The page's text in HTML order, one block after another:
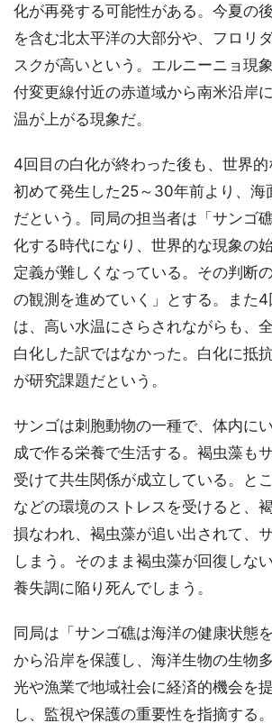
化が再発する可能性がある。今夏の
を含む北太平洋の大部分や、フロリ
スクが高いという。エルニーニョ現
付変更線付近の赤道域から南米沿岸
温が上がる現象だ。
4回目の白化が終わった後も、世界
初めて発生した25～30年前より、海
だという。同局の担当者は「サンゴ
化する時代になり、世界的な現象の
定義が難しくなっている。その判断
の観測を進めていく」とする。また
は、高い水温にさらされながらも、
白化した訳ではなかった。白化に抵
が研究課題だという。
サンゴは刺胞動物の一種で、体内に
成で作る栄養で生活する。褐虫藻も
受けて共生関係が成立している。と
などの環境のストレスを受けると、
損なわれ、褐虫藻が追い出されて、
しまう。そのまま褐虫藻が回復しな
養失調に陥り死んでしまう。
同局は「サンゴ礁は海洋の健康状態
から沿岸を保護し、海洋生物の生物
光や漁業で地域社会に経済的機会を
し、監視や保護の重要性を指摘する。